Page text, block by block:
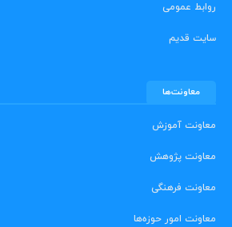
روابط عمومی
سایت قدیم
معاونت‌ها
معاونت آموزش
معاونت پژوهش
معاونت فرهنگی
معاونت امور حوزه‌ها